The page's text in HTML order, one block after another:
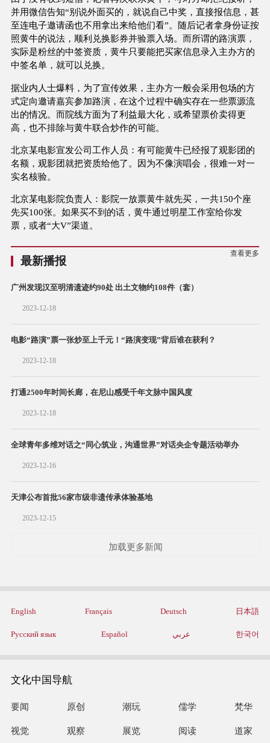
并用微信告知“别说外面买的，就说自己中奖，直接报信息，甚
至连电子邀请函也不用拿出来给他们看”。随后记者拿身份证按
照黄牛的说法，顺利兑换影券并验票入场。而所谓的路演票，
实际是粉丝的中签资质，黄牛只要能把买家信息录入主办方的
中签名单，就可以兑换。
据业内人士爆料，为了宣传效果，主办方一般会采用包场的方
式定向邀请嘉宾参加路演，在这个过程中确实存在一些票源流
出的情况。而院线方面为了利益最大化，或希望票价卖得更
高，也不排除与黄牛联合炒作的可能。
北京某电影宣发公司工作人员：有可能黄牛已经报了观影团的
名额，观影团就把资质给他了。因为不像演唱会，很难一对一
实名核验。
北京某电影院负责人：影院一放票黄牛就先买，一共150个座
先买100张。如果买不到的话，黄牛通过明星工作室给你发
票，或者“大V”渠道。
最新播报
查看更多
广州发现汉至明清遗迹约90处 出土文物约108件（套）
2023-12-18
电影“路演”票一张炒至上千元！“路演变现”背后谁在获利？
2023-12-18
打通2500年时间长廊，在尼山感受千年文脉中国风度
2023-12-18
全球青年多维对话之“同心筑业，沟通世界”对话央企专题活动举办
2023-12-16
天津公布首批56家市级非遗传承体验基地
2023-12-15
加载更多新闻
English Français Deutsch 日本語
Русский язык Español عربي 한국어
文化中国导航
要闻 原创 潮玩 儒学 梵华
视觉 观察 展览 阅读 道家